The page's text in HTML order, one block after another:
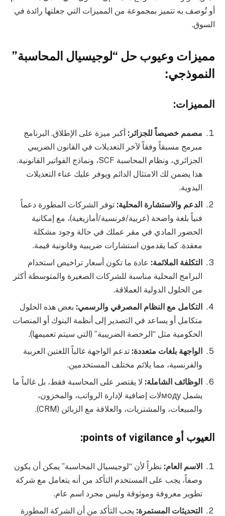
أو تُوصف به تتميز بمجموعة من المميزات التي جعلتها رائدة في
السوق.
مميزات وعيوب حل “لوجيسيال المحاسبة”
النموذجي:
المميزات:
مصمم خصيصاً للجزائر: أكبر ميزة على الإطلاق. البرنامج
مبرمج مسبقاً وفقاً لآخر التعديلات في القانون الضريبي
الجزائري، ونظام المحاسبة SCF، ونماذج الفواتير القانونية.
هذا يضمن لك الامتثال الدائم ويوفر عليك عناء التعديلات
اليدوية.
الدعم والاستشارة المحلية: توفر الشركات المطورة دعماً
فنياً بلغة واضحة (عربية/فرنسية/أمازيغية)، مع إمكانية
الحضور المادي في مقر عملك في حالة وجود مشكلة
معقدة. كما يقدمون استشارات ضريبية وقانونية قيمة.
التكلفة الملائمة: عادة ما تكون أسعار تراخيص استخدام
البرامج المحلية مناسبة للشركات الصغيرة والمتوسطة أكثر
من الحلول الدولية العملاقة.
التكامل مع النظام المصرفي والرسمي: بعض هذه الحلول
متكامل أو يساعد في التصدير إلى أنظمة البنوك أو المنصات
الحكومية مثل “الرخصة الضريبية” (التي سيتم تعميمها).
الواجهة بلغات متعددة: تدعم الواجهة غالباً اللغتين العربية
والفرنسية، مما يلائم مختلف المستخدمين.
الوظائف الشاملة: لا يقتصر على المحاسبة فقط، بل غالباً ما
يشمل модуلات إضافية لإدارة الرواتب، والمخزون،
والمبيعات، والمشتريات، والعلاقة مع الزبائن (CRM).
العيوب أو points of vigilance:
الاسم العام: نظراً لأن “لوجيسيال المحاسبة” يمكن أن يكون
وصفاً، يجب على المستخدم التأكد من أنه يتعامل مع شركة
تطوير معروفة وموثوقة وليس مجرد اسم عام.
التحديثات المستمرة: يجب التأكد من أن الشركة المطورة